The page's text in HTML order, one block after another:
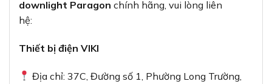
downlight Paragon chính hãng, vui lòng liên
hệ:
Thiết bị điện VIKI
Địa chỉ: 37C, Đường số 1, Phường Long Trường,